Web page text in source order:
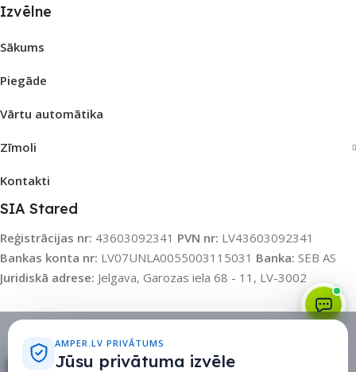
Izvēlne
Sākums
Piegāde
Vārtu automātika
Zīmoli
Kontakti
SIA Stared
Reģistrācijas nr: 43603092341 PVN nr: LV43603092341
Bankas konta nr: LV07UNLA0055003115031 Banka: SEB AS
Juridiskā adrese: Jelgava, Garozas iela 68 - 11, LV-3002
AMPER.LV PRIVĀTUMS
Jūsu privātuma izvēle